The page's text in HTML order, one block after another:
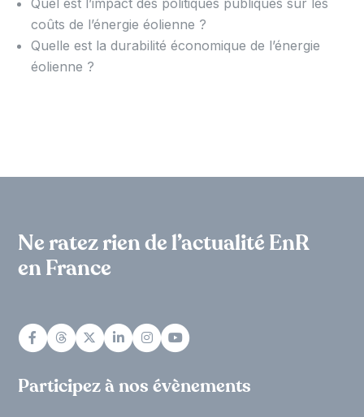
coûts de l’énergie éolienne ?
Quelle est la durabilité économique de l’énergie
éolienne ?
Ne ratez rien de l’actualité EnR
en France
Participez à nos évènements